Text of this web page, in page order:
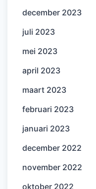
december 2023
juli 2023
mei 2023
april 2023
maart 2023
februari 2023
januari 2023
december 2022
november 2022
oktober 2022